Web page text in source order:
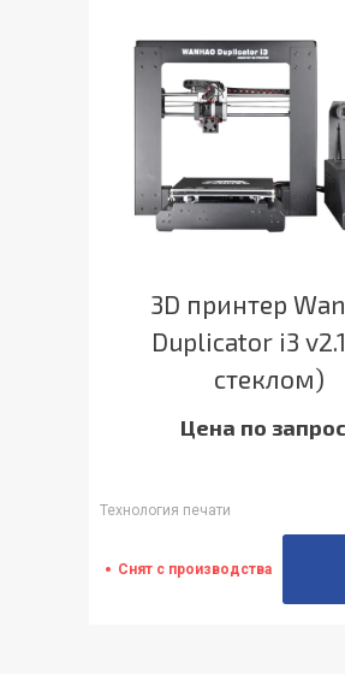
3D принтер
Duplicator i3
стеклом)
Цена по
Технология печати
Снят с производства